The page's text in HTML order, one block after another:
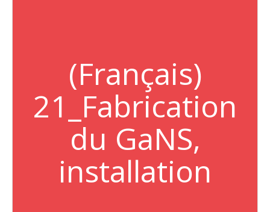
(Français)
21_Fabrication
du GaNS,
installation